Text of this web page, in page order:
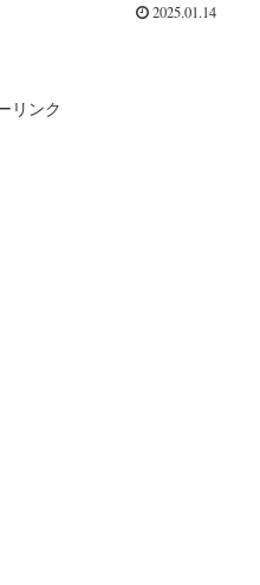
2025.01.14
リンク